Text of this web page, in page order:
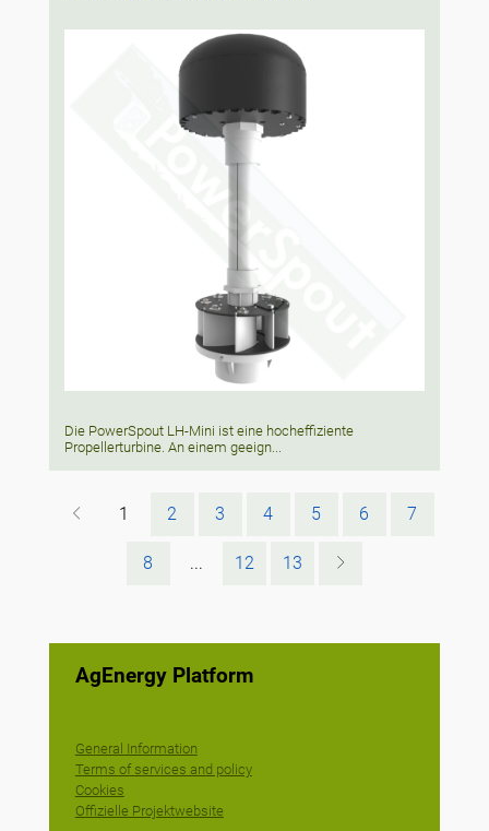
Die PowerSpout LH-Mini ist eine hocheffiziente
Propellerturbine. An einem geeign...
1 2 3 4 5 6 7
8 ... 12 13
AgEnergy Platform
General Information
Terms of services and policy
Cookies
Offizielle Projektwebsite